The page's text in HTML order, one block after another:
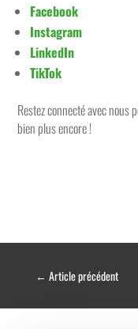
Facebook
Instagram
LinkedIn
TikTok
Restez connecté avec nous
bien plus encore !
← Article précédent